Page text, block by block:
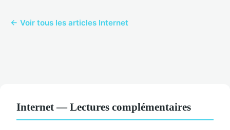
← Voir tous les articles Internet
Internet — Lectures complémentaires